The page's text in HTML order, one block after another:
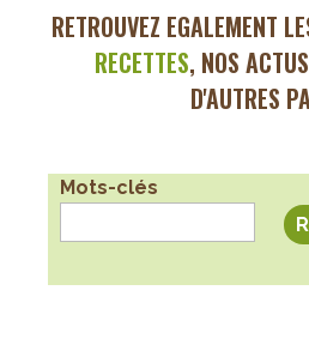
RETROUVEZ EGALEMENT
RECETTES, NOS ACTUS
D'AUTRES
Mots-clés